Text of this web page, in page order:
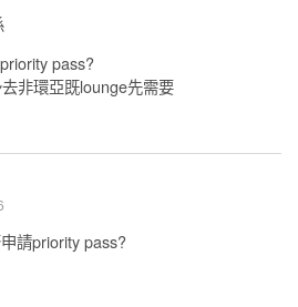
pass?
非環亞既lounge先需要
請priority pass?